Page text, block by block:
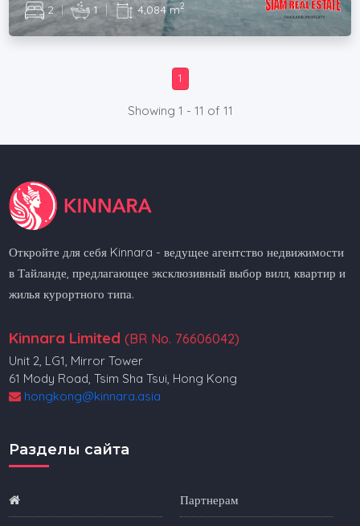
2 | 1 | 4,084 m2
1
Showing 1 - 11 of 11
Откройте для себя Kinnara - ведущее агентство недвижимости
в Тайланде, предлагающее эксклюзивный выбор вилл, квартир и
жилья курортного типа.
Kinnara Limited (BR No. 76606042)
Unit 2, LG1, Mirror Tower
61 Mody Road, Tsim Sha Tsui, Hong Kong
hongkong@kinnara.asia
Разделы сайта
Партнерам